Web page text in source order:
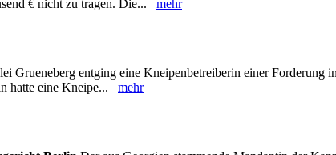
€ nicht zu tragen. Die... mehr
Grueneberg entging eine Kneipenbetreiberin einer Forderung
hatte eine Kneipe... mehr